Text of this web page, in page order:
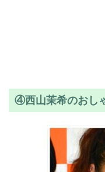
④西山茉希のおし